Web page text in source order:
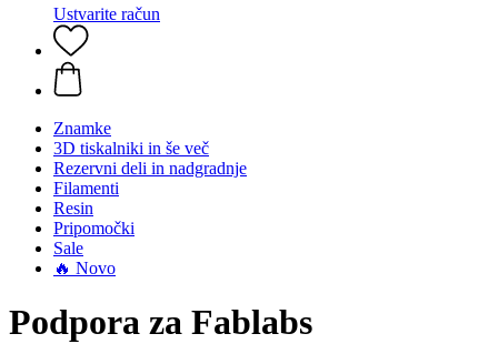
Ustvarite račun
Znamke
3D tiskalniki in še več
Rezervni deli in nadgradnje
Filamenti
Resin
Pripomočki
Sale
🔥 Novo
Podpora za Fablabs